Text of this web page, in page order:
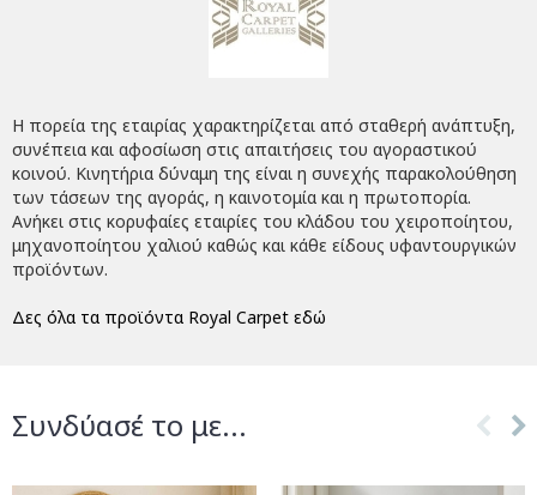
Η πορεία της εταιρίας χαρακτηρίζεται από σταθερή ανάπτυξη,
συνέπεια και αφοσίωση στις απαιτήσεις του αγοραστικού
κοινού. Κινητήρια δύναμη της είναι η συνεχής παρακολούθηση
των τάσεων της αγοράς, η καινοτομία και η πρωτοπορία.
Ανήκει στις κορυφαίες εταιρίες του κλάδου του χειροποίητου,
μηχανοποίητου χαλιού καθώς και κάθε είδους υφαντουργικών
προϊόντων.
Δες όλα τα προϊόντα Royal Carpet εδώ
Συνδύασέ το με...